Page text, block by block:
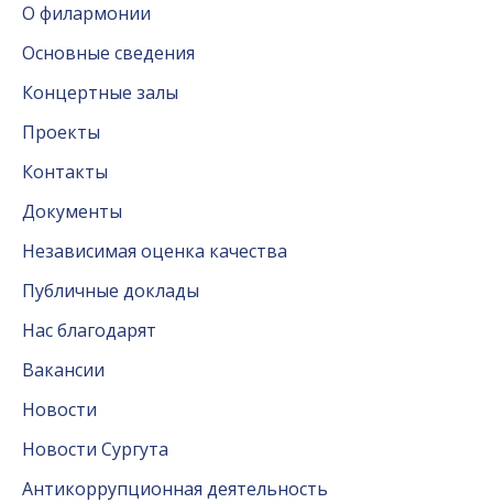
О филармонии
Основные сведения
Концертные залы
Проекты
Контакты
Документы
Независимая оценка качества
Публичные доклады
Нас благодарят
Вакансии
Новости
Новости Сургута
Антикоррупционная деятельность